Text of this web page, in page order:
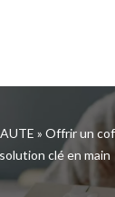
» Offrir un
clé en main